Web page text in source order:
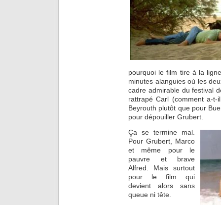
pourquoi le film tire à la
minutes alanguies où les
cadre admirable du festival
rattrapé Carl (comment a-t-
Beyrouth plutôt que pour
pour dépouiller Grubert.
Ça se termine mal.
Pour Grubert, Marco
et même pour le
pauvre et brave
Alfred. Mais surtout
pour le film qui
devient alors sans
queue ni tête.